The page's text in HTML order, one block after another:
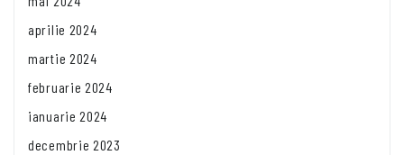
aprilie 2024
martie 2024
februarie 2024
ianuarie 2024
decembrie 2023